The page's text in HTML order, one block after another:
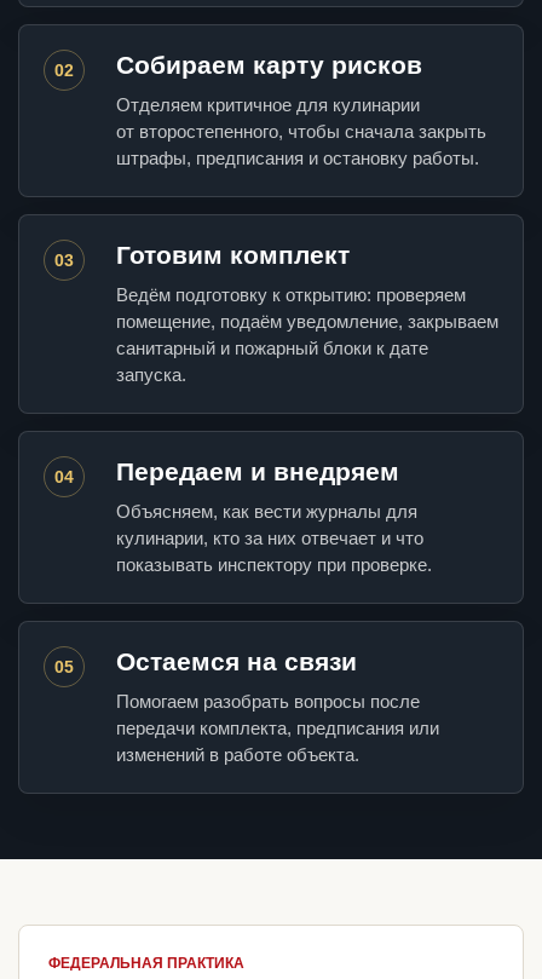
02 Собираем карту рисков
Отделяем критичное для кулинарии
от второстепенного, чтобы сначала закрыть
штрафы, предписания и остановку работы.
03 Готовим комплект
Ведём подготовку к открытию: проверяем
помещение, подаём уведомление, закрываем
санитарный и пожарный блоки к дате
запуска.
04 Передаем и внедряем
Объясняем, как вести журналы для
кулинарии, кто за них отвечает и что
показывать инспектору при проверке.
05 Остаемся на связи
Помогаем разобрать вопросы после
передачи комплекта, предписания или
изменений в работе объекта.
ФЕДЕРАЛЬНАЯ ПРАКТИКА